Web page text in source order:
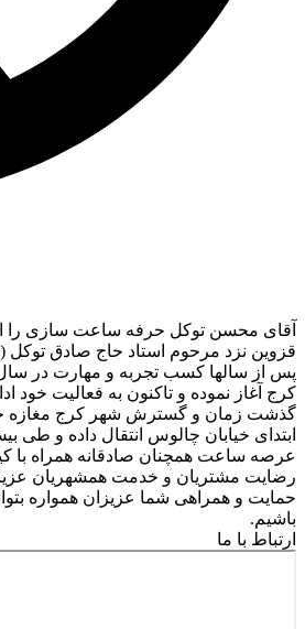
قزوین نزد مرحوم استاد حاج صادق
کرج آغاز نموده و تاکنون به فعالیت خود
گذشت زمان و گسترش شهر کرج مغازه
ابتدای خیابان چالوس انتقال داده و طی
عرصه ساعت همچنان صادقانه همراه با
رضایت مشتریان و خدمت همشهریان عزیز
حمایت و همراهی شما عزیزان همواره
باشیم.
ارتباط با ما